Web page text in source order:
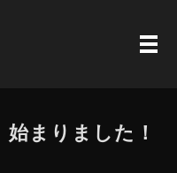
始まりました！